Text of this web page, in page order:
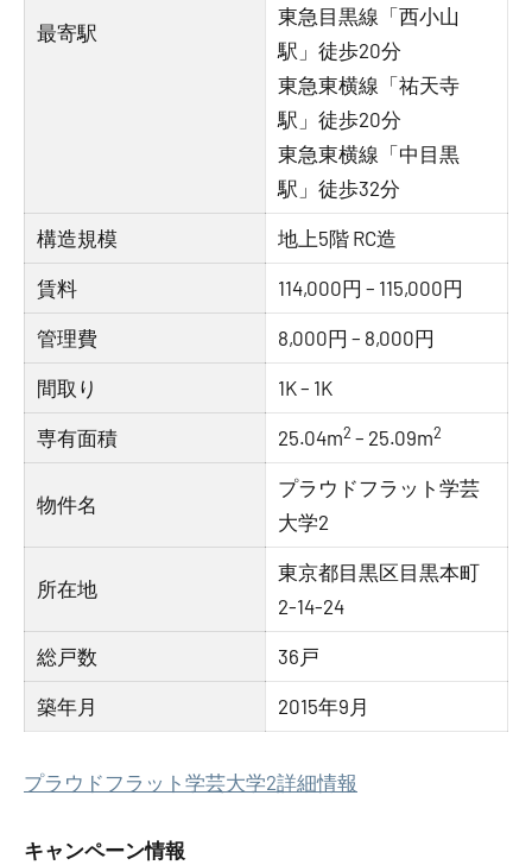
最寄駅
東急目黒線「西小山
駅」徒歩20分
東急東横線「祐天寺
駅」徒歩20分
東急東横線「中目黒
駅」徒歩32分
構造規模 地上5階 RC造
賃料 114,000円 – 115,000円
管理費 8,000円 – 8,000円
間取り 1K – 1K
専有面積 25.04m2 – 25.09m2
物件名
プラウドフラット学芸
大学2
所在地
東京都目黒区目黒本町
2-14-24
総戸数 36戸
築年月 2015年9月
プラウドフラット学芸大学2詳細情報
キャンペーン情報